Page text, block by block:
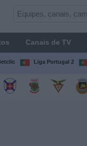
Canais de TV
Liga Portugal 2